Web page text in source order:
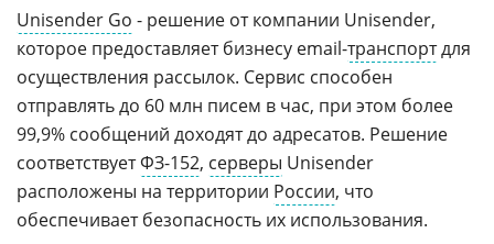
Unisender Go - решение от компании Unisender,
которое предоставляет бизнесу email-транспортдля
осуществления рассылок. Сервис способен
отправлять до 60 млн писем в час, при этом более
99,9% сообщений доходят до адресатов. Решение
соответствуетФЗ-152, серверы Unisender
расположены на территории России, что
обеспечивает безопасность их использования.